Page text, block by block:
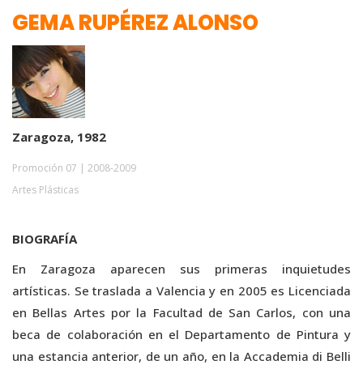
GEMA RUPÉREZ ALONSO
Zaragoza, 1982
Promoción 07 | 2008-2009
Artes Plásticas
BIOGRAFÍA
En Zaragoza aparecen sus primeras inquietudes
artísticas. Se traslada a Valencia y en 2005 es Licenciada
en Bellas Artes por la Facultad de San Carlos, con una
beca de colaboración en el Departamento de Pintura y
una estancia anterior, de un año, en la Accademia di Belli